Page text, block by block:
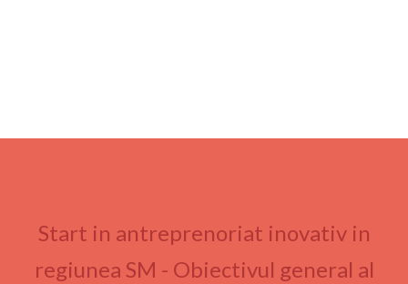
Start in antreprenoriat inovativ in
regiunea SM - Obiectivul general al